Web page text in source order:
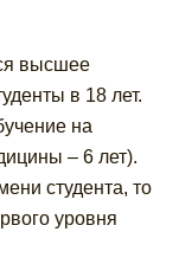
высшее
в 18 лет.
на
– 6 лет).
студента, то
уровня